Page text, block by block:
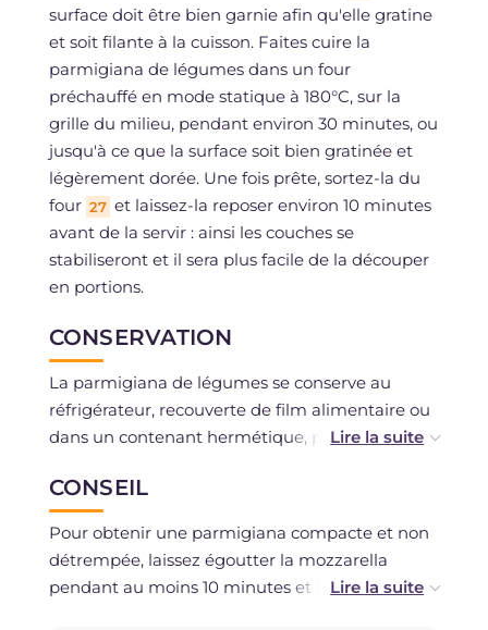
surface doit être bien garnie afin qu'elle gratine
et soit filante à la cuisson. Faites cuire la
parmigiana de légumes dans un four
préchauffé en mode statique à 180°C, sur la
grille du milieu, pendant environ 30 minutes, ou
jusqu'à ce que la surface soit bien gratinée et
légèrement dorée. Une fois prête, sortez-la du
four 27 et laissez-la reposer environ 10 minutes
avant de la servir : ainsi les couches se
stabiliseront et il sera plus facile de la découper
en portions.
CONSERVATION
La parmigiana de légumes se conserve au
réfrigérateur, recouverte de film alimentaire ou
dans un contenant hermétique, pendant 2-3
Vous pouvez la congeler entière ou déjà
portionnée après la cuisson et une fois
complètement refroidie. Elle se conserve au
congélateur environ 1 mois.
CONSEIL
Pour obtenir une parmigiana compacte et non
détrempée, laissez égoutter la mozzarella
pendant au moins 10 minutes et laissez tiédir